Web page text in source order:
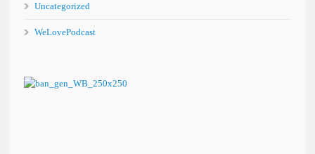
Uncategorized
WeLovePodcast